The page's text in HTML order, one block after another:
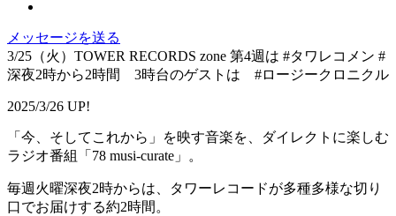
メッセージを送る
3/25（火）TOWER RECORDS zone 第4週は #タワレコメン #
深夜2時から2時間 3時台のゲストは #ロージークロニクル
2025/3/26 UP!
「今、そしてこれから」を映す音楽を、ダイレクトに楽しむ
ラジオ番組「78 musi-curate」。
毎週火曜深夜2時からは、タワーレコードが多種多様な切り
口でお届けする約2時間。